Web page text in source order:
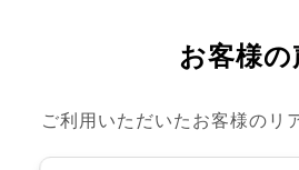
お客様の
ご利用いただいたお客様のリ